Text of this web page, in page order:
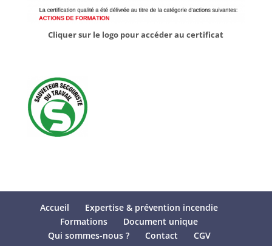
Cliquer sur le logo pour accéder au certificat
Accueil
Expertise & prévention incendie
Formations
Document unique
Qui sommes-nous ?
Contact CGV